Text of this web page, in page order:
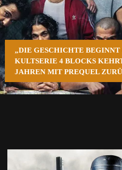
„DIE GESCHICHTE BEGINNT
KULTSERIE 4 BLOCKS
JAHREN MIT PREQUEL